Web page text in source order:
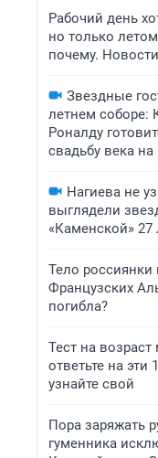
Рабочий день
но только
почему.
Звездные
летнем соборе:
Роналду
свадьбу века
Нагиева не
выглядели
«Каменской» 27
Тело
Французских
погибла?
Тест на возраст
ответьте на эти
узнайте свой
Пора заряжать
гуменника